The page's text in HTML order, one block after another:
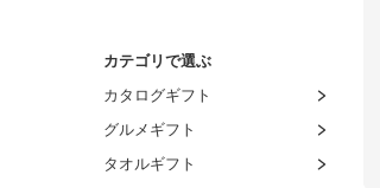
カテゴリで選ぶ
カタログギフト
グルメギフト
タオルギフト